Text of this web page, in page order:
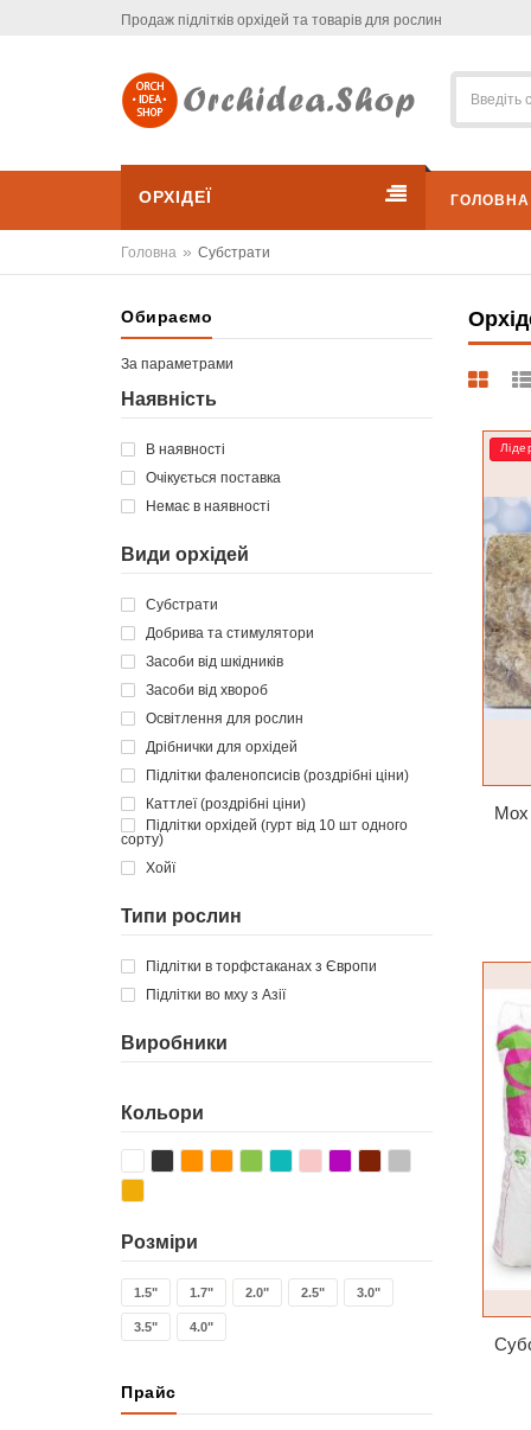
Продаж підлітків орхідей та товарів для рослин
ОРХІДЕЇ ГОЛОВНА
Головна » Субстрати
Обираємо
За параметрами
Наявність
В наявності
Очікується поставка
Немає в наявності
Види орхідей
Субстрати
Добрива та стимулятори
Засоби від шкідників
Засоби від хвороб
Освітлення для рослин
Дрібнички для орхідей
Підлітки фаленопсисів (роздрібні ціни)
Каттлеї (роздрібні ціни)
Підлітки орхідей (гурт від 10 шт одного
сорту)
Хойї
Типи рослин
Підлітки в торфстаканах з Європи
Підлітки во мху з Азії
Виробники
Кольори
Розміри
1.5" 1.7" 2.0" 2.5" 3.0"
3.5" 4.0"
Прайс